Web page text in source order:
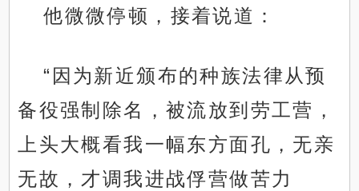
他微微停顿，接着说道：
“因为新近颁布的种族法律从预
备役强制除名，被流放到劳工营，
上头大概看我一幅东方面孔，无亲
无故，才调我进战俘营做苦力